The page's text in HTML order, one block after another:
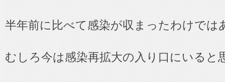
半年前に比べて感染が収まったわけでは
むしろ今は感染再拡大の入り口にいると